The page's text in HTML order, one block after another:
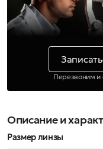
Перезвоним и
Описание и
Размер линзы